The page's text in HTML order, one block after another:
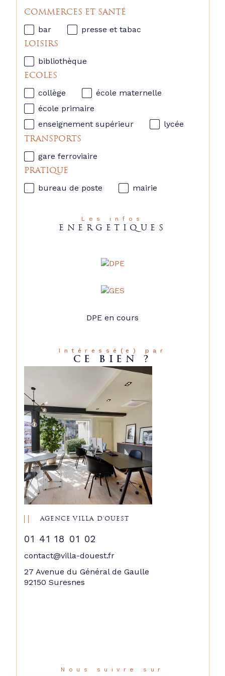
COMMERCES ET SANTÉ
bar presse et tabac
LOISIRS
bibliothèque
ECOLES
collège
école maternelle
école primaire
enseignement supérieur
lycée
TRANSPORTS
gare ferroviaire
PRATIQUE
bureau de poste mairie
Les infos
ENERGETIQUES
DPE en cours
Intéressé(e) par
CE BIEN ?
AGENCE VILLA D'OUEST
01 41 18 01 02
contact@villa-douest.fr
27 Avenue du Général de Gaulle
92150 Suresnes
Nous suivre sur